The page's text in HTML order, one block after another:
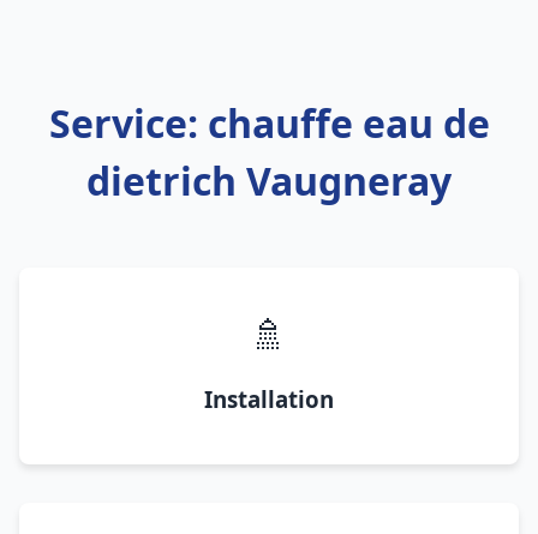
Service: chauffe eau de
dietrich Vaugneray
🚿
Installation